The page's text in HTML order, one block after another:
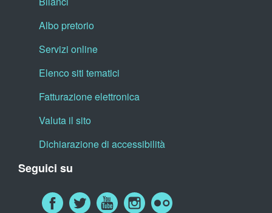
Albo pretorio
Servizi online
Elenco siti tematici
Fatturazione elettronica
Valuta il sito
Dichiarazione di accessibilità
Seguici su